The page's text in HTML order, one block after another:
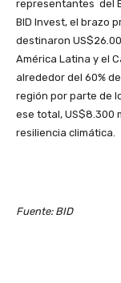
representantes del
BID Invest, el brazo
destinaron
América Latina y el
alrededor del 60%
región por parte de
ese total, US$8.300
resiliencia climática.
Fuente: BID